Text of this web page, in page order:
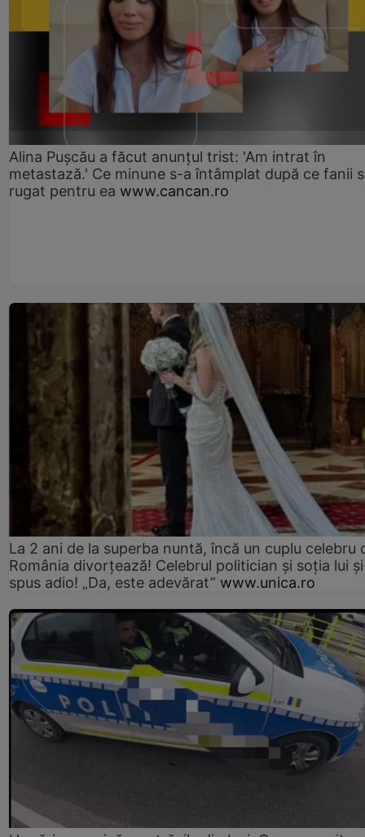
Alina Pușcău a făcut anunțul trist: 'Am intrat în
metastază.' Ce minune s-a întâmplat după ce fanii
rugat pentru ea www.cancan.ro
La 2 ani de la superba nuntă, încă un cuplu celebru
România divorțează! Celebrul politician și soția lui
spus adio! „Da, este adevărat” www.unica.ro